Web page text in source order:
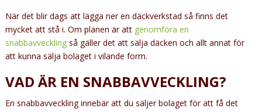
När det blir dags att lägga ner en däckverkstad så finns det
mycket att stå i. Om planen är att genomföra en
snabbavvecklingså gäller det att sälja däcken och allt annat för
att kunna sälja bolaget i vilande form.
VAD ÄR EN SNABBAVVECKLING?
En snabbavveckling innebär att du säljer bolaget för att få det